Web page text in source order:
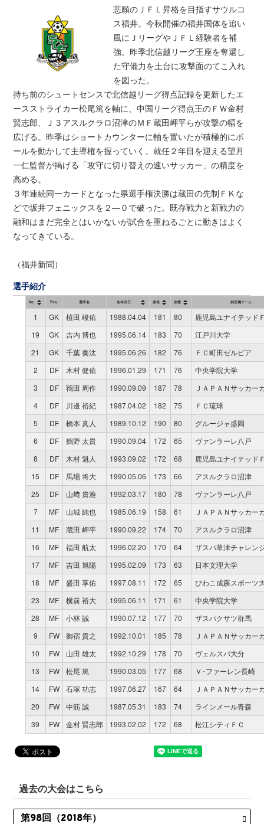
悲願のＪＦＬ昇格を目指すサウルコ
ス福井。今秋開催の福井国体を追い
風にＪリーグやＪＦＬ経験者を補
強。昨季北信越リーグ王座を奪還し
た守備力を土台に攻撃面のてこ入れ
を図った。
持ち前のシュートセンスで北信越リーグ得点記録を更新したエ
ースストライカー松尾篤を軸に、中国リーグ得点王のＦＷ金村
賢志郎、Ｊ３アスルクラロ沼津のＭＦ蔵田岬平らが攻撃の幅を
広げる。昨季はショートカウンターに軸を置いたが積極的にボ
ールを動かして主導権を握っていく。就任２年目を迎える望月
一仁監督が掲げる「攻守に切り替えの速いサッカー」の精度を
高める。
３年連続同一カードとなった県選手権決勝は蔵田の先制ＦＫな
どで坂井フェニックスを２―０で破った。既存戦力と新戦力の
融和はまだ完全とはいかないが試合を重ねるごとに動きはよく
なってきている。
（福井新聞）
選手紹介
No. Pos. 選手名 生年月日 身長 体重 前所属チーム
1 GK 植田 峻佑 1988.04.04 181 80
鹿児島ユナイテッド
19
GK 吉内 博也 1995.06.14 183 70
江戸川大学
21
GK 千葉 奏汰 1995.06.26 182 76
ＦＣ町田ゼルビア
2
DF 木村 健佑 1996.01.29 171 76
中央学院大学
3
DF 鴇田 周作 1990.09.09 187 78
ＪＡＰＡＮサッカー
4
DF 川邊 裕紀 1987.04.02 182 75
ＦＣ琉球
5
DF 橋本 真人 1989.10.12 190 80
グルージャ盛岡
6
DF 鶴野 太貴 1990.09.04 172 65
ヴァンラーレ八戸
8
DF 木村 魁人 1993.09.02 172 68
鹿児島ユナイテッド
15
DF 馬場 将大 1990.05.06 173 66
アスルクラロ沼津
25
DF 山﨑 貴雅 1992.03.17 180 78
ヴァンラーレ八戸
7
MF 山城 純也 1985.06.19 158 61
ＪＡＰＡＮサッカー
11
MF 蔵田 岬平 1990.09.22 174 70
アスルクラロ沼津
16
MF 福田 航太 1996.02.20 170 64
ザスパ草津チャレン
17
MF 吉田 旭陽 1995.02.09 173 63
日本文理大学
18
MF 盛田 享佑 1997.08.11 172 65
びわこ成蹊スポーツ
23
MF 横前 裕大 1995.06.11 171 61
中央学院大学
28
MF 小林 誠 1990.07.12 177 70
ザスパクサツ群馬
9
FW 御宿 貴之 1992.10.01 185 78
ＪＡＰＡＮサッカー
10
FW 山田 雄太 1992.10.29 178 70
ヴェルスパ大分
13
FW 松尾 篤 1990.03.05 177 68
Ｖ･ファーレン長崎
14
FW 石塚 功志 1997.06.27 167 64
ＪＡＰＡＮサッカー
20
FW 中筋 誠 1987.05.31 183 74
ラインメール青森
39
FW 金村 賢志郎 1993.02.02 172 68 松江シティＦＣ
過去の大会はこちら